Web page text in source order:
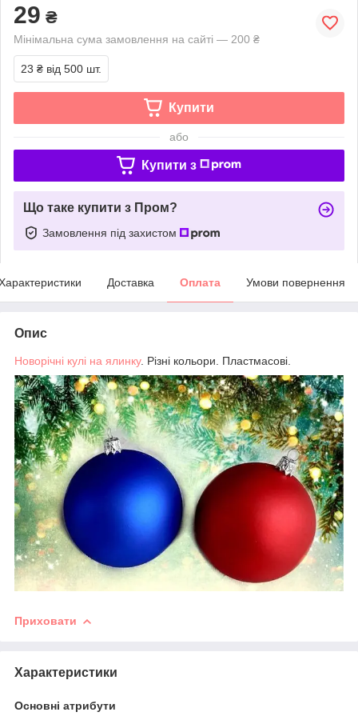
29 ₴
Мінімальна сума замовлення на сайті — 200 ₴
23 ₴ від 500 шт.
Купити
або
Купити з
Що таке купити з Пром?
Замовлення під захистом
Доставка Оплата Умови повернення
Опис
Новорічні кулі на ялинку. Різні кольори. Пластмасові.
Приховати
Характеристики
Основні атрибути